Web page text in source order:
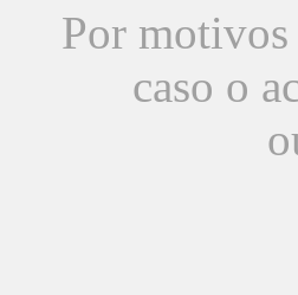
Por motivos
caso o